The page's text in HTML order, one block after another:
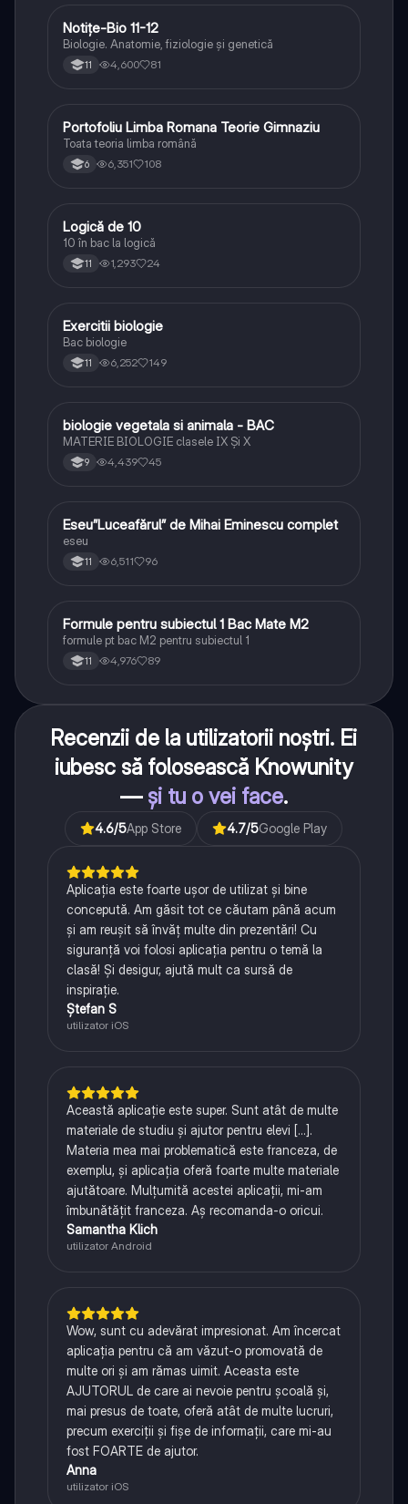
Biologie
Notițe-Bio 11-12
Biologie. Anatomie, fiziologie și genetică
11 4,600 81
Limba și literatura română
Portofoliu Limba Romana Teorie Gimnaziu
Toata teoria limba română
6 6,351 108
Logică
Logică de 10
10 în bac la logică
11 1,293 24
Biologie
Exercitii biologie
Bac biologie
11 6,252 149
Biologie
biologie vegetala si animala - BAC
MATERIE BIOLOGIE clasele IX Şi X
9 4,439 45
Limba și literatura română
Eseu”Luceafărul” de Mihai Eminescu complet
eseu
11 6,511 96
Matematică
Formule pentru subiectul 1 Bac Mate M2
formule pt bac M2 pentru subiectul 1
11 4,976 89
Recenzii de la utilizatorii noștri. Ei
iubesc să folosească Knowunity
— și tu o vei face.
4.6/5App Store 4.7/5Google Play
Aplicația este foarte ușor de utilizat și bine
concepută. Am găsit tot ce căutam până acum
și am reușit să învăț multe din prezentări! Cu
siguranță voi folosi aplicația pentru o temă la
clasă! Și desigur, ajută mult ca sursă de
inspirație.
Ștefan S
utilizator iOS
Această aplicație este super. Sunt atât de multe
materiale de studiu și ajutor pentru elevi [...].
Materia mea mai problematică este franceza, de
exemplu, și aplicația oferă foarte multe materiale
ajutătoare. Mulțumită acestei aplicații, mi-am
îmbunătățit franceza. Aș recomanda-o oricui.
Samantha Klich
utilizator Android
Wow, sunt cu adevărat impresionat. Am încercat
aplicația pentru că am văzut-o promovată de
multe ori și am rămas uimit. Aceasta este
AJUTORUL de care ai nevoie pentru școală și,
mai presus de toate, oferă atât de multe lucruri,
precum exerciții și fișe de informații, care mi-au
fost FOARTE de ajutor.
Anna
utilizator iOS